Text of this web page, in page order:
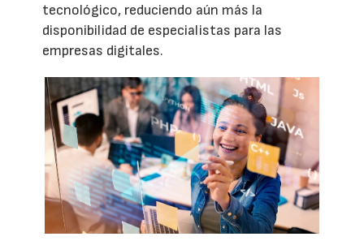
tecnológico, reduciendo aún más la
disponibilidad de especialistas para las
empresas digitales.